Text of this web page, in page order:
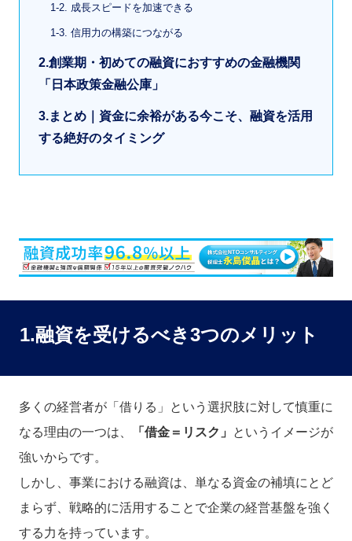
1-2. 成長スピードを加速できる
1-3. 信用力の構築につながる
2.創業期・初めての融資におすすめの金融機関
「日本政策金融公庫」
3.まとめ｜資金に余裕がある今こそ、融資を活用
する絶好のタイミング
1.融資を受けるべき3つのメリット
多くの経営者が「借りる」という選択肢に対して慎重に
なる理由の一つは、
「借金＝リスク」
というイメージが
強いからです。
しかし、事業における融資は、単なる資金の補填にとど
まらず、戦略的に活用することで企業の経営基盤を強く
する力を持っています。